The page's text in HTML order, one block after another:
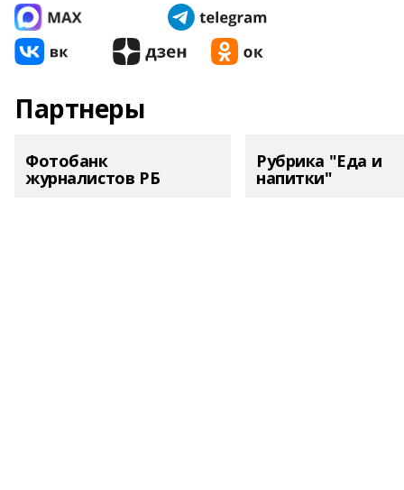
Партнеры
Фотобанк
журналистов РБ
Рубрика "Еда и
напитки"